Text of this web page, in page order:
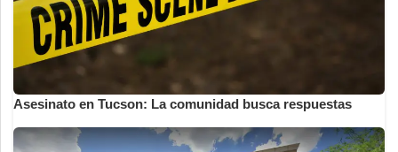
Asesinato en Tucson: La comunidad busca respuestas